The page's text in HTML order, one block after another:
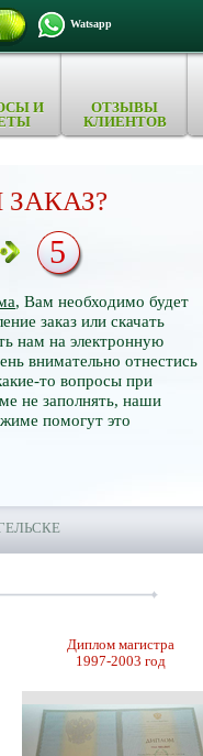
Watsapp
И
ОТЗЫВЫ
КЛИЕНТОВ
, Вам необходимо будет
заказ или скачать
нам на электронную
внимательно отнестись
то вопросы при
не заполнять, наши
помогут это
5
Диплом магистра
1997-2003 год